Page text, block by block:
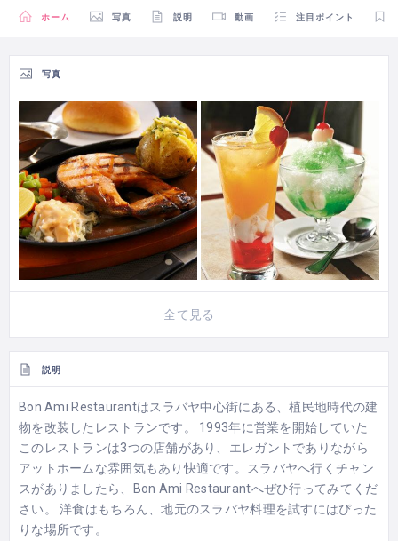
ホーム 写真 説明 動画 注目ポイント
写真
全て見る
説明
Bon Ami Restaurantはスラバヤ中心街にある、植民地時代の建
物を改装したレストランです。 1993年に営業を開始していた
このレストランは3つの店舗があり、エレガントでありながら
アットホームな雰囲気もあり快適です。スラバヤへ行くチャン
スがありましたら、Bon Ami Restaurantへぜひ行ってみてくだ
さい。 洋食はもちろん、地元のスラバヤ料理を試すにはぴった
りな場所です。